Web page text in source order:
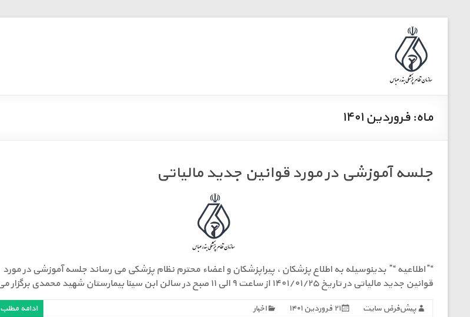
ماه:فروردین ۱۴۰۱
جلسه آموزشی در مورد قوانین جدید مالیاتی
“”اطلاعیه “” بدینوسیله به اطلاع پزشکان ، پیراپزشکان و اعضاء محترم نظام پزشکی می رساند جلسه آموزشی در مورد
قوانین جدید مالیاتی در تاریخ ١۴٠١/٠١/٢۵ از ساعت ٩ الی ١١ صبح در سالن ابن سینا بیمارستان شهید محمدی برگزار می
پیش‌فرض سایت ۲۱ فروردین ۱۴۰۱ اخبار ادامه مطلب